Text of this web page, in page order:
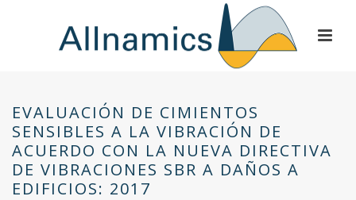
EVALUACIÓN DE CIMIENTOS
SENSIBLES A LA VIBRACIÓN DE
ACUERDO CON LA NUEVA DIRECTIVA
DE VIBRACIONES SBR A DAÑOS A
EDIFICIOS: 2017